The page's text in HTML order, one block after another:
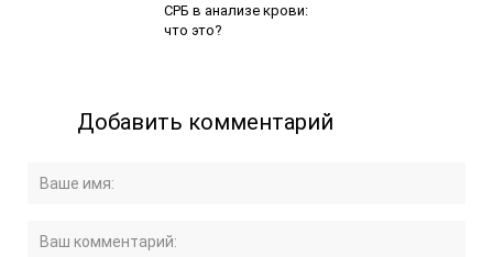
СРБ в анализе крови:
что это?
Добавить комментарий